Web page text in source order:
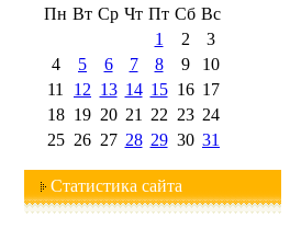
Пн Вт Ср Чт Пт Сб Вс
1
2
3
4
5 6 7 8 9
10
11
12 13 14 15 16 17
18 19 20 21 22 23 24
25 26 27 28 29 30 31
Статистика сайта